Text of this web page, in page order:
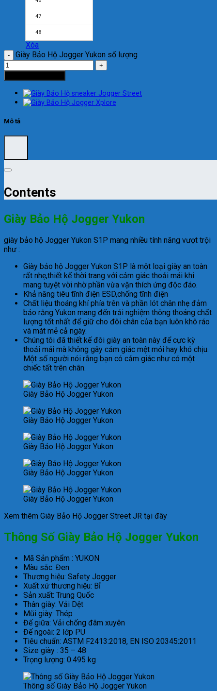
47
48
Xóa
Giày Bảo Hộ Jogger Yukon số lượng
Mô tả
Contents
Giày Bảo Hộ Jogger Yukon
giày bảo hộ Jogger Yukon S1P mang nhiều tính năng vượt trội
như :
Giày bảo hộ Jogger Yukon S1P là một loại giày an toàn
rất nhẹ,thiết kế thời trang với cảm giác thoải mái khi
mang tuyệt vời nhờ phần vừa vặn thích ứng độc đáo.
Khả năng tiêu tĩnh điện ESD,chống tĩnh điện
Chất liệu thoáng khí phía trên và phần lót chân nhẹ đảm
bảo rằng Yukon mang đến trải nghiệm thông thoáng chất
lượng tốt nhất để giữ cho đôi chân của bạn luôn khô ráo
và mát mẻ cả ngày.
Chúng tôi đã thiết kế đôi giày an toàn này để cực kỳ
thoải mái mà không gây cảm giác mệt mỏi hay khó chịu.
Một số người nói rằng bạn có cảm giác như có một
chiếc tất trên chân.
Giày Bảo Hộ Jogger Yukon
Giày Bảo Hộ Jogger Yukon
Giày Bảo Hộ Jogger Yukon
Giày Bảo Hộ Jogger Yukon
Giày Bảo Hộ Jogger Yukon
Xem thêm Giày Bảo Hộ Jogger Street JR tại đây
Thông Số Giày Bảo Hộ Jogger Yukon
Mã Sản phẩm : YUKON
Màu sắc: Đen
Thương hiệu: Safety Jogger
Xuất xứ thương hiệu: Bỉ
Sản xuất: Trung Quốc
Thân giày: Vải Dệt
Mũi giày: Thép
Đế giữa: Vải chống đâm xuyên
Đế ngoài: 2 lớp PU
Tiêu chuẩn: ASTM F2413:2018, EN ISO 20345:2011
Size giày : 35 – 48
Trọng lượng: 0.495 kg
Thông số Giày Bảo Hộ Jogger Yukon